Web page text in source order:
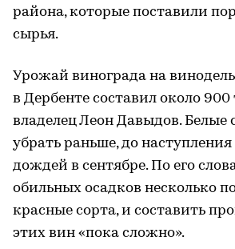
района, которые поставили
сырья.
Урожай винограда на
в Дербенте составил около 900
владелец Леон Давыдов. Белые
убрать раньше, до
дождей в сентябре. По его
обильных осадков несколько
красные сорта, и составить
этих вин «пока сложно».